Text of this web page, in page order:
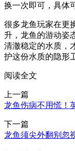
换一次即可，具体
很多龙鱼玩家在更
升，龙鱼的游动姿
清澈稳定的水质，
护这份水质的隐形
阅读全文
上一篇
龙鱼伤病不用慌！
下一篇
龙鱼须尖外翻别忽